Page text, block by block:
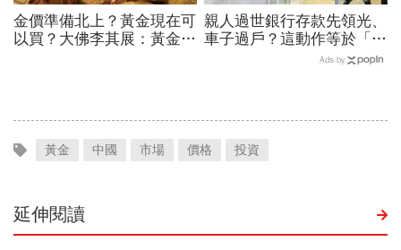
金價準備北上？黃金現在可
以買？大佛李其展：黃金價
親人過世銀行存款先領光、
車子過戶？這動作等於「叫
國稅局來查」，踩3大地雷
Ads by
黃金 中國 市場 價格 投資
延伸閱讀